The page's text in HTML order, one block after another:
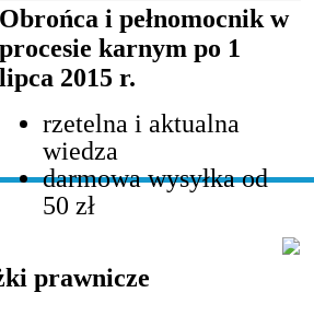
Obrońca i pełnomocnik w
procesie karnym po 1
lipca 2015 r.
rzetelna i aktualna
wiedza
darmowa wysyłka od
50 zł
prawnicze